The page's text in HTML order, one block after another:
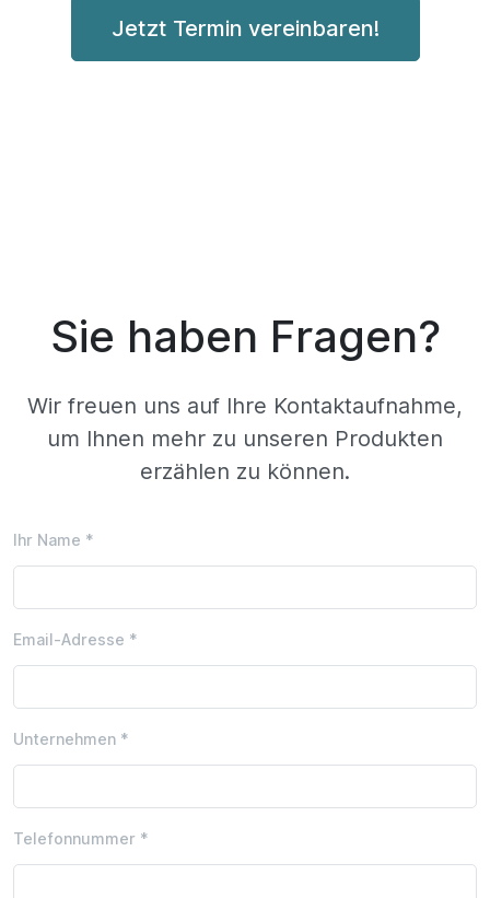
Jetzt Termin vereinbaren!
Sie haben Fragen?
Wir freuen uns auf Ihre Kontaktaufnahme,
um Ihnen mehr zu unseren Produkten
erzählen zu können.
Ihr Name *
Email-Adresse *
Unternehmen *
Telefonnummer *